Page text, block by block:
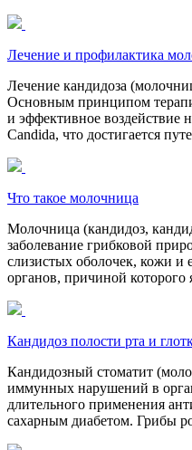
Лечение и профилактика
Лечение кандидоза
Основным принципом
и эффективное воздействие
Candida, что достигается
Что такое молочница
Молочница (кандидоз,
заболевание грибковой
слизистых оболочек, кожи и
органов, причиной
Кандидоз полости рта и
Кандидозный стоматит
иммунных нарушений в
длительного применения
сахарным диабетом. Грибы